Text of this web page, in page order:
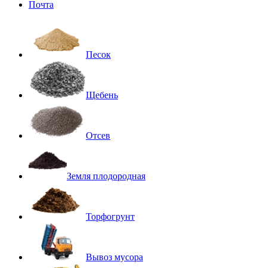
Почта
Песок
Щебень
Отсев
Земля плодородная
Торфогрунт
Вывоз мусора